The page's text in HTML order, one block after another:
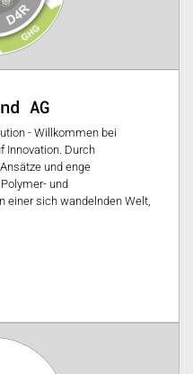
AG
- Willkommen bei
Innovation. Durch
und enge
und
einer sich wandelnden Welt,